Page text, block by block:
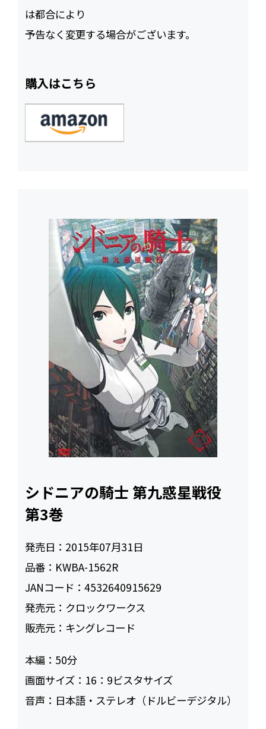
は都合により
予告なく変更する場合がございます。
購入はこちら
シドニアの騎士 第九惑星戦役
第3巻
発売日： 2015年07月31日
品番： KWBA-1562R
JANコード：4532640915629
発売元： クロックワークス
販売元： キングレコード
本編： 50
画面サイズ： 16：9ビスタサイズ
音声： 日本語・ステレオ（ドルビーデジタル）